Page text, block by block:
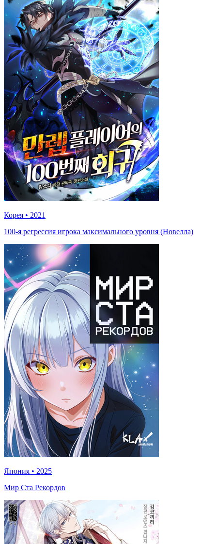
Корея • 2021
100-я регрессия игрока максимального уровня (Новелла)
Япония • 2025
Мир Ста Рекордов